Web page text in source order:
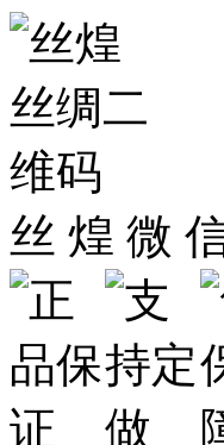
丝 煌 微